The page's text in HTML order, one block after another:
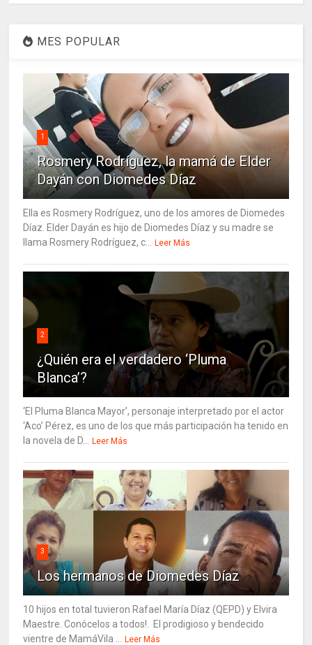
MES POPULAR
1
Rosmery Rodríguez, la mamá de Elder
Dayán con Diomedes Díaz
Ella es Rosmery Rodríguez, uno de los amores de Diomedes
Díaz. Elder Dayán es hijo de Diomedes Díaz y su madre se
llama Rosmery Rodríguez, c...
Leer Más
2
¿Quién era el verdadero ‘Pluma
Blanca’?
‘El Pluma Blanca Mayor’, personaje interpretado por el actor
‘Aco’ Pérez, es uno de los que más participación ha tenido en
la novela de D...
Leer Más
3
Los hermanos de Diomedes Díaz
10 hijos en total tuvieron Rafael María Díaz (QEPD) y Elvira
Maestre. Conócelos a todos!. El prodigioso y bendecido
vientre de MamáVila ...
Leer Más